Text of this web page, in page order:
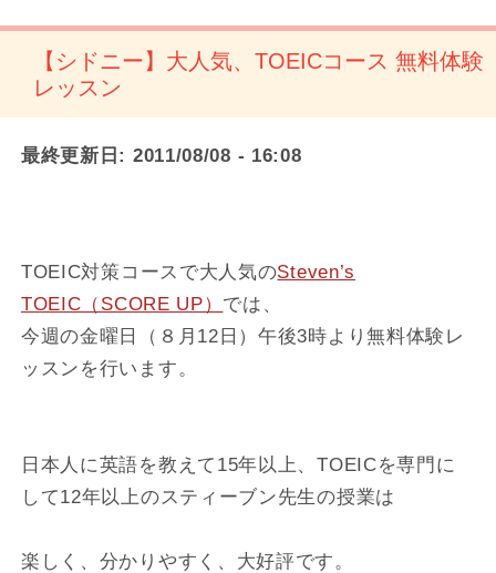
【シドニー】大人気、TOEICコース 無料体験
レッスン
最終更新日: 2011/08/08 - 16:08
TOEIC対策コースで大人気のSteven’s
TOEIC（SCORE UP） では、
今週の金曜日（８月12日）午後3時より無料体験レ
ッスンを行います。
日本人に英語を教えて15年以上、TOEICを専門に
して12年以上のスティーブン先生の授業は
楽しく、分かりやすく、大好評です。